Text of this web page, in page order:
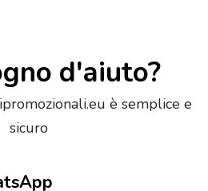
d'aiuto?
è semplice e
sicuro